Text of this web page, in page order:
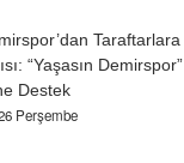
Taraftarlara
“Yaşasın Demirspor”
Destek
Perşembe